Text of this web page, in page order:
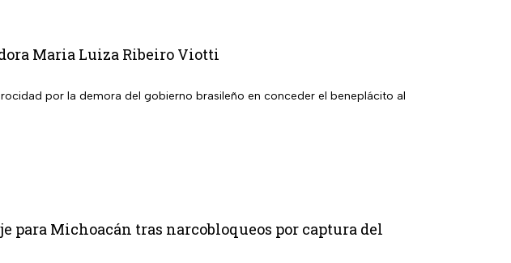
Maria Luiza Ribeiro Viotti
por la demora del gobierno brasileño en conceder el beneplácito al
para Michoacán tras narcobloqueos por captura del